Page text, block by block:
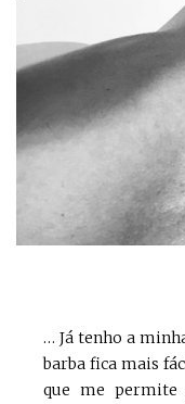
… Já tenho a
barba fica mais
que me permite